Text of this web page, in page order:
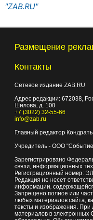
"ZAB.RU"
Размещение
Контакты
Сетевое издание ZAB.RU
Адрес редакции: 672038,
Шилова, д. 100
+7 (3022) 32-55-66
info@zab.ru
Главный редактор
Учредитель - ООО
Зарегистрировано
связи, информационных
Регистрационный номер:
Редакция не несет
информации,
Запрещено полное или
любых материалов сайта,
тексты и изображения.
материалов в